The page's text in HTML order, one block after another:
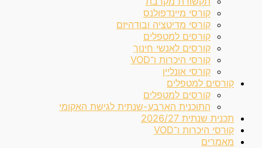
קורסי מיינדפולנס
קורסי מדיטציה ובודהיזם
קורסים למטפלים
קורסים לאנשי חינוך
קורסי היכרות ו־VOD
קורסי אונליין
קורסים למטפלים
קורסים למטפלים
התוכנית הארבע-שנתית לגישת האקומי
תכנית שנתית 2026/27
קורסי היכרות ו־VOD
מאמרים